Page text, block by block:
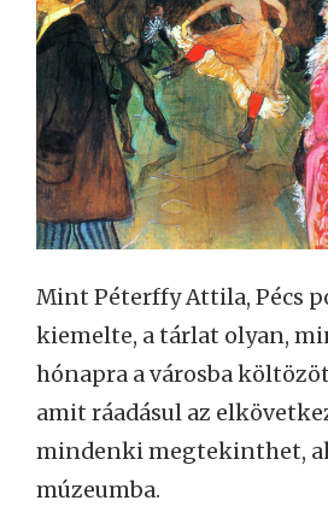
Mint Péterffy Attila, Pécs
kiemelte, a tárlat olyan,
hónapra a városba
amit ráadásul az
mindenki megtekinthet,
múzeumba.